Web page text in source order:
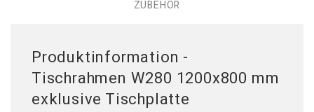
ZUBEHÖR
Produktinformation -
Tischrahmen W280 1200x800 mm
exklusive Tischplatte